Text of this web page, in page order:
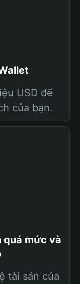
USD để
của bạn.
quá mức và
tài sản của